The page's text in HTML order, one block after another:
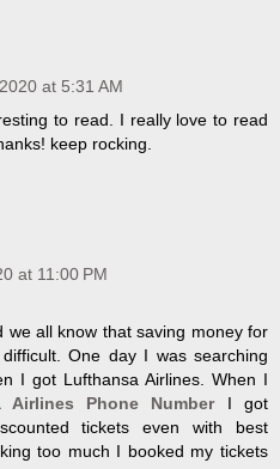
at 5:31 AM
to read. I really love to read
keep rocking.
at 11:00 PM
we all know that saving money for
One day I was searching
I got Lufthansa Airlines. When I
Airlines Phone NumberI got
tickets even with best
too much I booked my tickets